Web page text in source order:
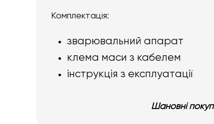
Комплектація:
зварювальний апарат
клема маси з кабелем
інструкція з експлуатації
Шановні